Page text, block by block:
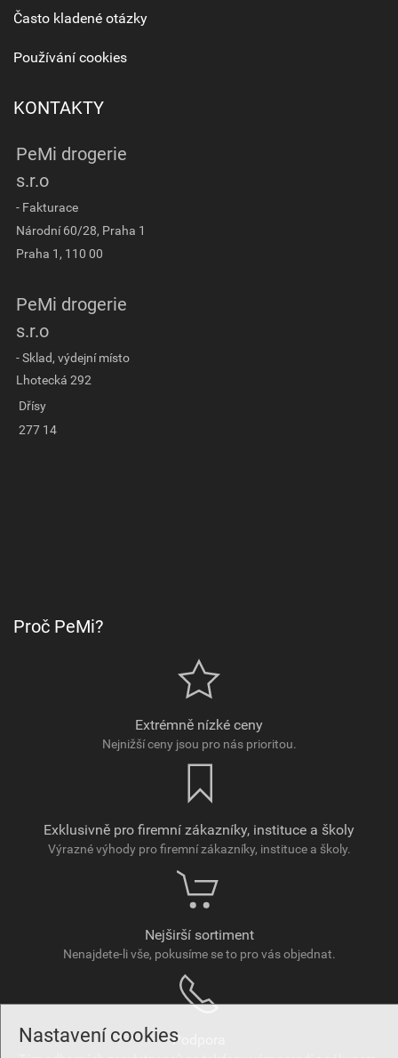
Nastavení cookies
Často kladené otázky
Používání cookies
KONTAKTY
PeMi drogerie
s.r.o
- Fakturace
Národní 60/28, Praha 1
Praha 1, 110 00
PeMi drogerie
s.r.o
- Sklad, výdejní místo
Lhotecká 292
Dřísy
277 14
Proč PeMi?
Extrémně nízké ceny
Nejnižší ceny jsou pro nás prioritou.
Exklusivně pro firemní zákazníky, instituce a školy
Výrazné výhody pro firemní zákazníky, instituce a školy.
Nejširší sortiment
Nenajdete-li vše, pokusíme se to pro vás objednat.
Podpora